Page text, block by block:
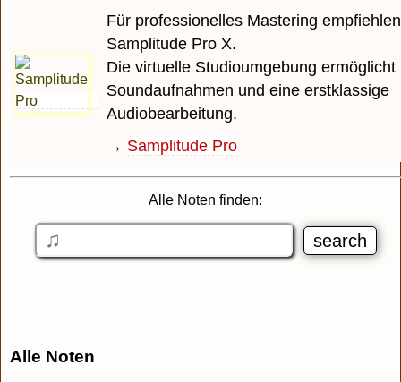
Für professionelles Mastering
Samplitude Pro X.
Die virtuelle Studioumgebung ermöglicht
Soundaufnahmen und eine erstklassige
Audiobearbeitung.
→ Samplitude Pro
Alle Noten finden:
Alle Noten